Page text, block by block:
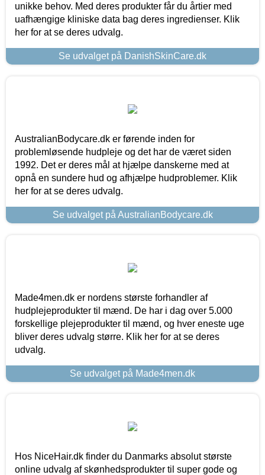
unikke behov. Med deres produkter får du årtier med
uafhængige kliniske data bag deres ingredienser. Klik
her for at se deres udvalg.
Se udvalget på DanishSkinCare.dk
AustralianBodycare.dk er førende inden for
problemløsende hudpleje og det har de været siden
1992. Det er deres mål at hjælpe danskerne med at
opnå en sundere hud og afhjælpe hudproblemer. Klik
her for at se deres udvalg.
Se udvalget på AustralianBodycare.dk
Made4men.dk er nordens største forhandler af
hudplejeprodukter til mænd. De har i dag over 5.000
forskellige plejeprodukter til mænd, og hver eneste uge
bliver deres udvalg større. Klik her for at se deres
udvalg.
Se udvalget på Made4men.dk
Hos NiceHair.dk finder du Danmarks absolut største
online udvalg af skønhedsprodukter til super gode og